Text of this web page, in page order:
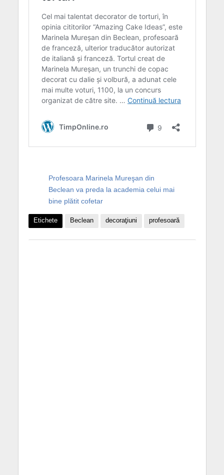
Profesoara Marinela Mureşan din
Beclean va preda la academia celui mai
bine plătit cofetar
Etichete Beclean decoraţiuni profesoară